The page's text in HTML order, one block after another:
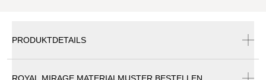
PRODUKTDETAILS
Outletartikel mit Gebrauchsspuren!
ROYAL MIRAGE MATERIALMUSTER BESTELLEN